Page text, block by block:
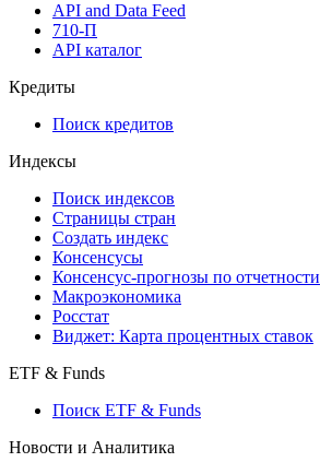
API and Data Feed
710-П
API каталог
Кредиты
Поиск кредитов
Индексы
Поиск индексов
Страницы стран
Создать индекс
Консенсусы
Консенсус-прогнозы по отчетности
Макроэкономика
Росстат
Виджет: Карта процентных ставок
ETF & Funds
Поиск ETF & Funds
Новости и Аналитика